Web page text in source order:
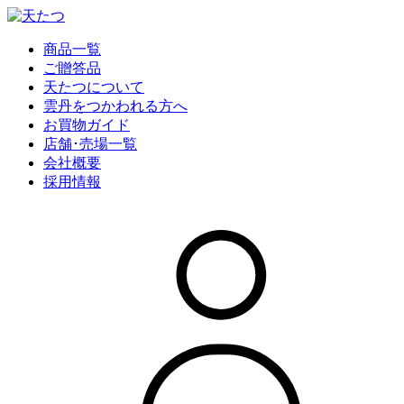
商品一覧
ご贈答品
天たつについて
雲丹をつかわれる方へ
お買物ガイド
店舗･売場一覧
会社概要
採用情報